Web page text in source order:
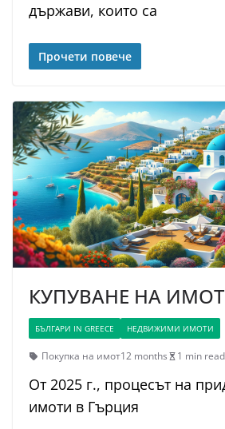
държави, които са
Прочети повече
КУПУВАНЕ НА
БЪЛГАРИ IN GREECE НЕДВИЖИМИ ИМОТИ
Покупка на имот12 months 1 min read
От 2025 г., процесът на
имоти в Гърция